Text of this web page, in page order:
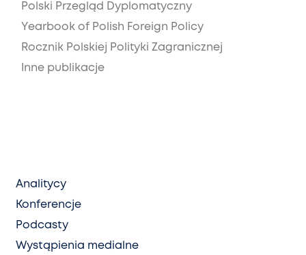
Polski Przegląd Dyplomatyczny
Yearbook of Polish Foreign Policy
Rocznik Polskiej Polityki Zagranicznej
Inne publikacje
Analitycy
Konferencje
Podcasty
Wystąpienia medialne